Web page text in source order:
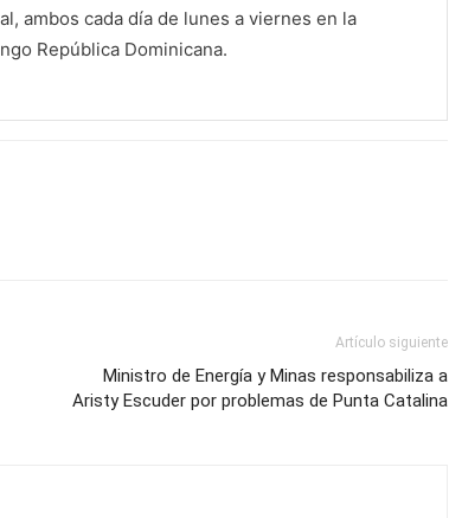
ambos cada día de lunes a viernes en la
República Dominicana.
Artículo siguiente
Ministro de Energía y Minas responsabiliza a
Aristy Escuder por problemas de Punta Catalina